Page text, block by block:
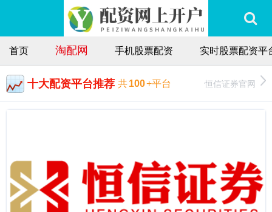
首页 淘配网 手机股票配资 实时股票配资平
十大配资平台推荐 共100+平台 恒信证券官网